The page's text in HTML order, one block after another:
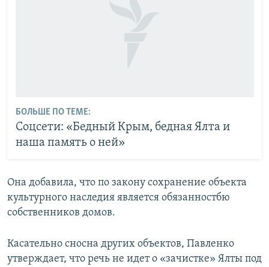
БОЛЬШЕ ПО ТЕМЕ:
Соцсети: «Бедный Крым, бедная Ялта и
наша память о ней»
Она добавила, что по закону сохранение объекта
культурного наследия является обязанностбю
собственников домов.
Касательно сносна других объектов, Павленко
утверждает, что речь не идет о «зачистке» Ялты под